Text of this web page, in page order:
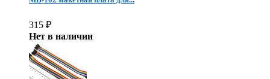
315 ₽
Нет в наличии